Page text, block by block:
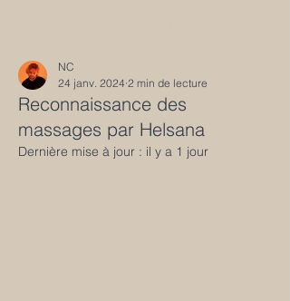
Reconnaissance des
massages par Helsana
NC
24 janv. 2024 2 min de lecture
Dernière mise à jour : il y a 1 jour